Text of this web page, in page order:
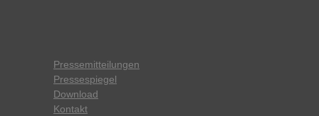
Pressemitteilungen
Pressespiegel
Download
Kontakt